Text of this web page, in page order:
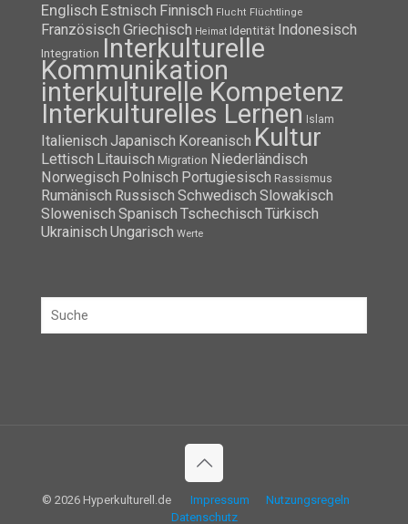
Englisch Estnisch Finnisch Flucht Flüchtlinge
Französisch Griechisch Heimat Identität Indonesisch
Integration Interkulturelle
Kommunikation
interkulturelle Kompetenz
Interkulturelles Lernen Islam
Italienisch Japanisch Koreanisch Kultur
Lettisch Litauisch Migration Niederländisch
Norwegisch Polnisch Portugiesisch Rassismus
Rumänisch Russisch Schwedisch Slowakisch
Slowenisch Spanisch Tschechisch Türkisch
Ukrainisch Ungarisch Werte
© 2026 Hyperkulturell.de Impressum
Nutzungsregeln
Datenschutz